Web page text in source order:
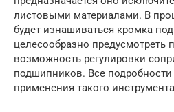
листовыми материалами. В
будет изнашиваться кромка
целесообразно предусмотреть
возможность регулировки
подшипников. Все подробности
применения такого